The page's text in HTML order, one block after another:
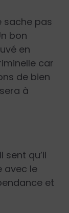
sache pas
bon
en
car
de bien
à
sent qu’il
avec le
et